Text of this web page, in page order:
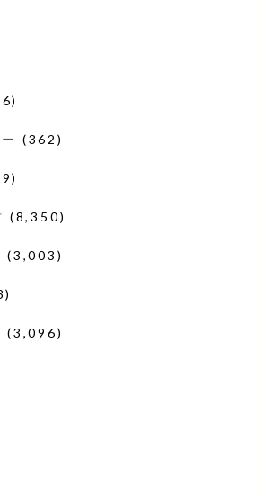
(362)
(8,350)
(3,003)
(3,096)